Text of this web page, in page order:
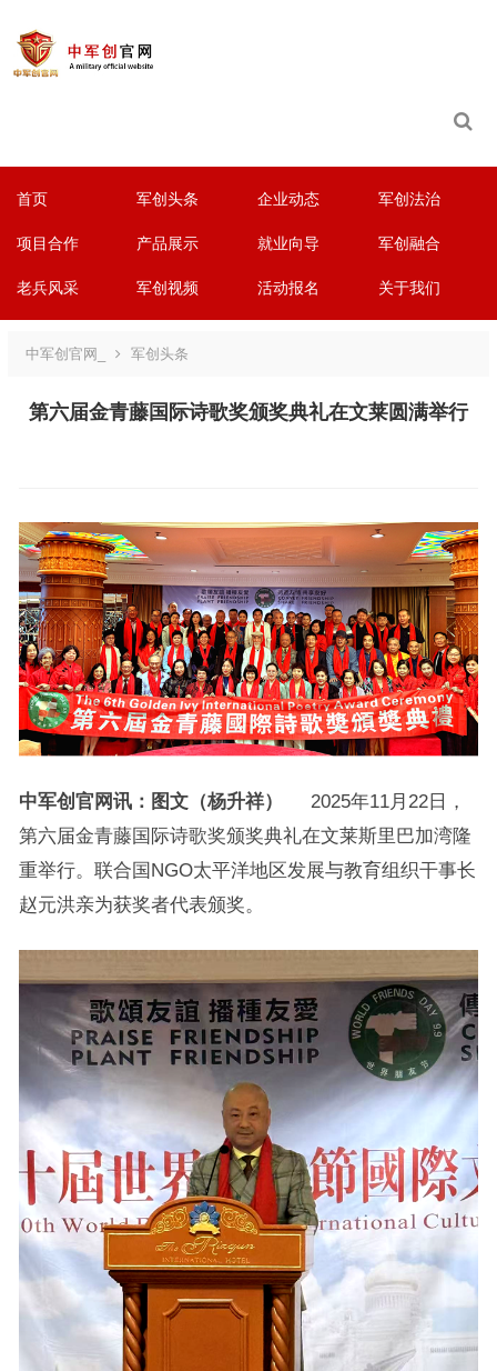
首页 军创头条 企业动态 军创法治
项目合作 产品展示 就业向导 军创融合
老兵风采 军创视频 活动报名 关于我们
中军创官网_ 军创头条
第六届金青藤国际诗歌奖颁奖典礼在文莱圆满举行
中军创官网讯：图文（杨升祥）
2025年11月22日，
第六届金青藤国际诗歌奖颁奖典礼在文莱斯里巴加湾隆
重举行。联合国NGO太平洋地区发展与教育组织干事长
赵元洪亲为获奖者代表颁奖。